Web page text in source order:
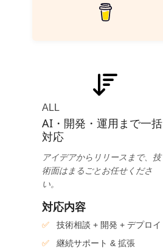
ALL
AI・開発・運用まで一括
対応
アイデアからリリースまで、技
術面はまるごとお任せくださ
い。
対応内容
技術相談 + 開発 + デプロイ
継続サポート & 拡張